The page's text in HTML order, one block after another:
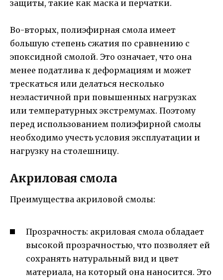
защиты, такие как маска и перчатки.
Во-вторых, полиэфирная смола имеет
большую степень сжатия по сравнению с
эпоксидной смолой. Это означает, что она
менее податлива к деформациям и может
трескаться или делаться несколько
неэластичной при повышенных нагрузках
или температурных экстремумах. Поэтому
перед использованием полиэфирной смолы
необходимо учесть условия эксплуатации и
нагрузку на столешницу.
Акриловая смола
Преимущества акриловой смолы:
Прозрачность: акриловая смола обладает
высокой прозрачностью, что позволяет ей
сохранять натуральный вид и цвет
материала, на который она наносится. Это